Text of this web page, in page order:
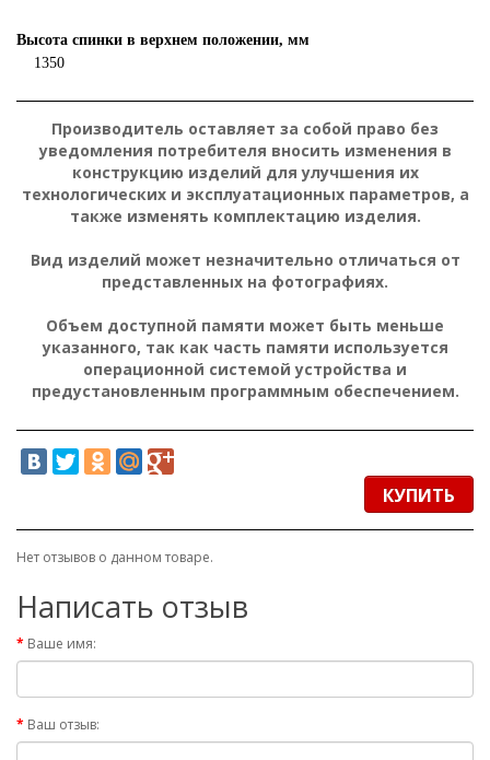
Высота спинки в верхнем положении, мм
1350
Производитель оставляет за собой право без
уведомления потребителя вносить изменения в
конструкцию изделий для улучшения их
технологических и эксплуатационных параметров, а
также изменять комплектацию изделия.
Вид изделий может незначительно отличаться от
представленных на фотографиях.
Объем доступной памяти может быть меньше
указанного, так как часть памяти используется
операционной системой устройства и
предустановленным программным обеспечением.
КУПИТЬ
Нет отзывов о данном товаре.
Написать отзыв
Ваше имя:
Ваш отзыв: